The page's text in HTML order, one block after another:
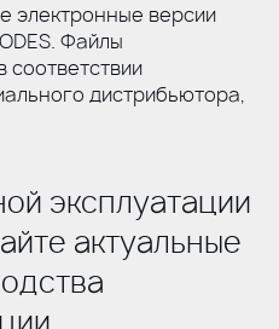
электронные версии
Файлы
дистрибьютора,
эксплуатации
актуальные